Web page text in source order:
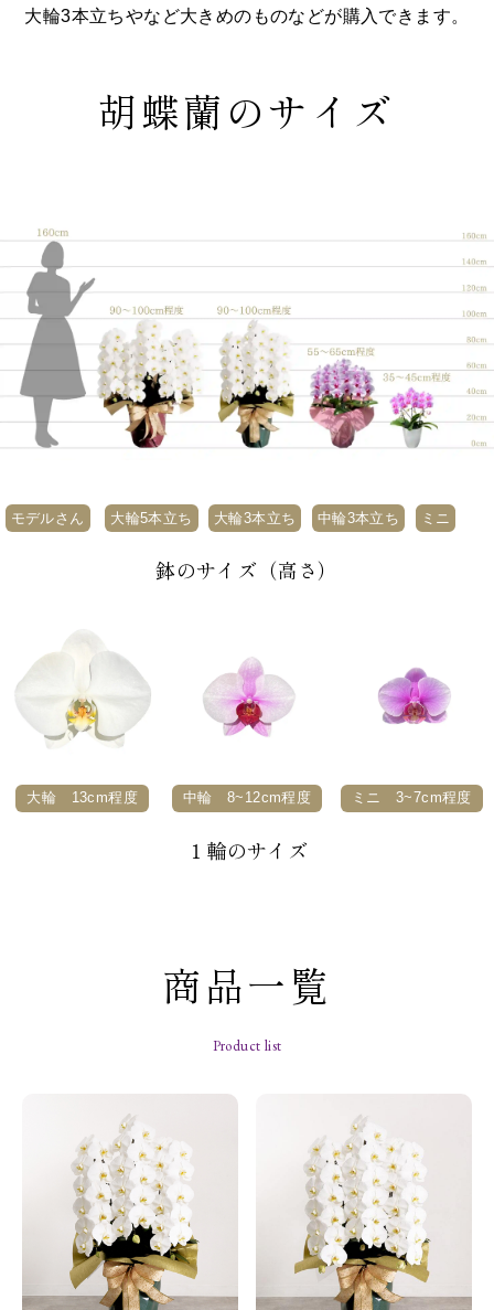
大輪3本立ちやなど大きめのものなどが購入できます。
胡蝶蘭のサイズ
モデルさん 大輪5本立ち 大輪3本立ち 中輪3本立ち ミニ
鉢のサイズ（高さ）
大輪 13cm程度 中輪 8~12cm程度 ミニ 3~7cm程度
１輪のサイズ
商品一覧
Product list